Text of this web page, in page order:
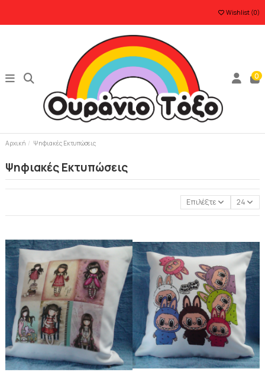
Wishlist (0)
0
Αρχική Ψηφιακές Εκτυπώσεις
Ψηφιακές Εκτυπώσεις
Επιλέξτε 24